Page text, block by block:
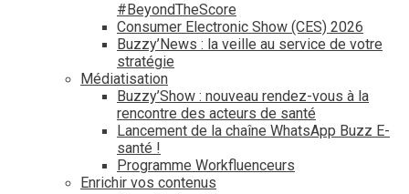
#BeyondTheScore
Consumer Electronic Show (CES) 2026
Buzzy’News : la veille au service de votre
stratégie
Médiatisation
Buzzy’Show : nouveau rendez-vous à la
rencontre des acteurs de santé
Lancement de la chaîne WhatsApp Buzz E-
santé !
Programme Workfluenceurs
Enrichir vos contenus